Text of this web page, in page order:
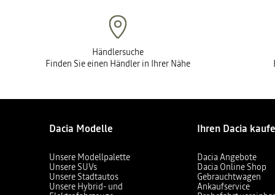
Händlersuche
Finden Sie einen Händler in Ihrer Nähe
Dacia Modelle
Unsere Modellpalette
Unsere SUVs
Unsere Stadtautos
Unsere Hybrid- und
Ihren Dacia
Dacia Angebote
Dacia Online Shop
Gebrauchtwagen
Ankaufservice